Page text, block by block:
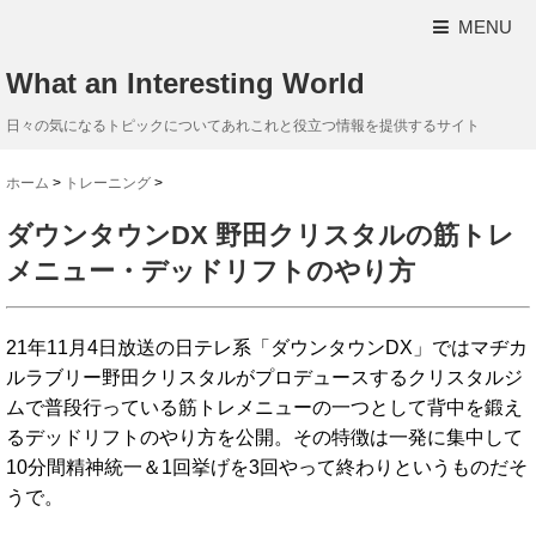
MENU
What an Interesting World
日々の気になるトピックについてあれこれと役立つ情報を提供するサイト
ホーム > トレーニング >
ダウンタウンDX 野田クリスタルの筋トレ
メニュー・デッドリフトのやり方
21年11月4日放送の日テレ系「ダウンタウンDX」ではマヂカ
ルラブリー野田クリスタルがプロデュースするクリスタルジ
ムで普段行っている筋トレメニューの一つとして背中を鍛え
るデッドリフトのやり方を公開。その特徴は一発に集中して
10分間精神統一＆1回挙げを3回やって終わりというものだそ
うで。